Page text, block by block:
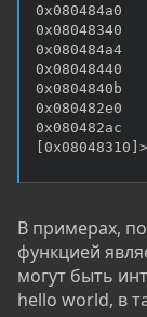
[0x08048310]>
В примерах,
функцией
могут быть
hello world, в